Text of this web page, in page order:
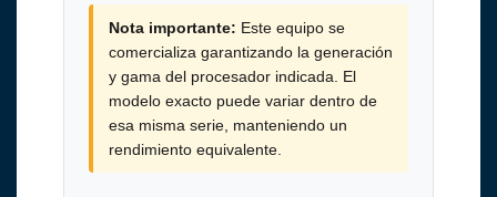
Nota importante: Este equipo se
comercializa garantizando la generación
y gama del procesador indicada. El
modelo exacto puede variar dentro de
esa misma serie, manteniendo un
rendimiento equivalente.